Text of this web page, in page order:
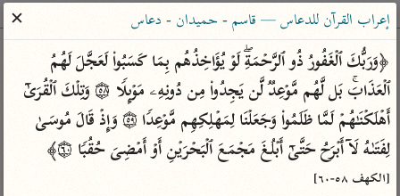
ساهم معنا في نشر القرآن والعلم الشرعي
الباحث القرآني
بحث تفسير علوم مصاحف معاجم
Type 2 or more characters for results.
إعراب القرآن للدعاس — قاسم - حميدان - دعاس
✕
لِفَتَىٰهُ لَاۤ أَبۡرَحُ حَتَّىٰۤ أَبۡلُغَ مَجۡمَعَ ٱلۡبَحۡرَیۡنِ أَوۡ أَمۡضِیَ حُقُبࣰا ۝٦٠﴾
[الكهف ٥٨-٦٠]